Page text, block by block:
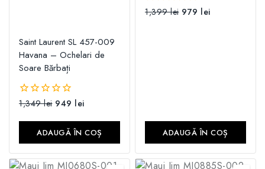
Saint Laurent SL 457-009
Havana – Ochelari de
Soare Bărbați
0
5
1,349lei 949 lei
ADAUGĂ ÎN COȘ
0
1,399lei 979 lei
ADAUGĂ ÎN COȘ